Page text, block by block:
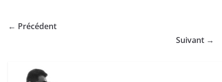
← Précédent
Suivant →